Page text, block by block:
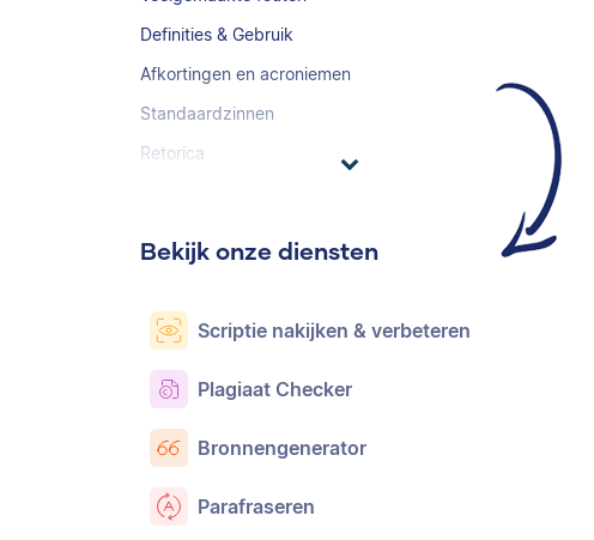
Definities & Gebruik
Afkortingen en acroniemen
Standaardzinnen
Retorica
Bekijk onze diensten
Scriptie nakijken & verbeteren
Plagiaat Checker
Bronnengenerator
Parafraseren